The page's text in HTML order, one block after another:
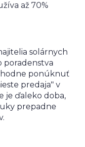
až 70%
solárnych
poradenstva
ponúknuť
predaja" v
je ďaleko doba,
prepadne